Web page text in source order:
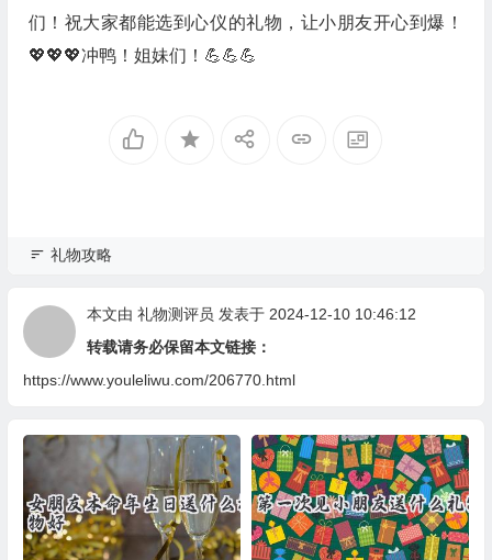
们！祝大家都能选到心仪的礼物，让小朋友开心到爆！
💖💖💖冲鸭！姐妹们！💪💪💪
礼物攻略
本文由 礼物测评员 发表于 2024-12-10 10:46:12
转载请务必保留本文链接：
https://www.youleliwu.com/206770.html